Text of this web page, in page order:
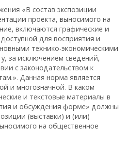
«В состав экспозиции
проекта, выносимого на
включаются графические и
для восприятия и
технико-экономическими
за исключением сведений,
с законодательством к
Данная норма является
и многозначной. В каком
и текстовые материалы в
и обсуждения форме» должны
(выставки) и (или)
на общественное